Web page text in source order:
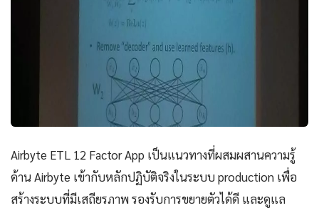
Airbyte ETL 12 Factor App เป็นแนวทางที่ผสมผสานความรู้
ด้าน Airbyte เข้ากับหลักปฏิบัติจริงในระบบ production เพื่อ
สร้างระบบที่มีเสถียรภาพ รองรับการขยายตัวได้ดี และดูแล